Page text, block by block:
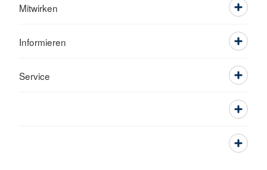
Mitwirken
Informieren
Service